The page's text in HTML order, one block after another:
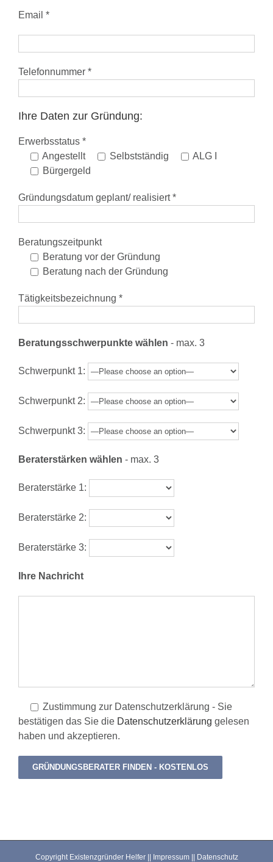
Email *
Telefonnummer *
Ihre Daten zur Gründung:
Erwerbsstatus *
Angestellt
Selbstständig
ALG I
Bürgergeld
Gründungsdatum geplant/ realisiert *
Beratungszeitpunkt
Beratung vor der Gründung
Beratung nach der Gründung
Tätigkeitsbezeichnung *
Beratungsschwerpunkte wählen - max. 3
Schwerpunkt 1:
Schwerpunkt 2:
Schwerpunkt 3:
Beraterstärken wählen - max. 3
Beraterstärke 1:
Beraterstärke 2:
Beraterstärke 3:
Ihre Nachricht
Zustimmung zur Datenschutzerklärung - Sie
bestätigen das Sie die Datenschutzerklärung gelesen
haben und akzeptieren.
Copyright Existenzgründer Helfer || Impressum|| Datenschutz